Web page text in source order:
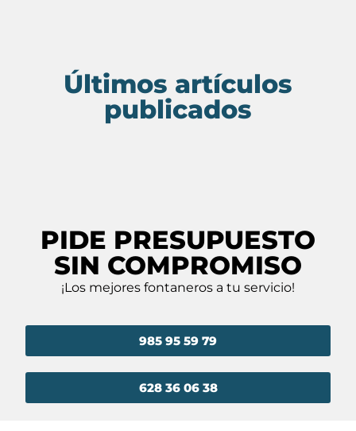
Últimos artículos
publicados
PIDE PRESUPUESTO
SIN COMPROMISO
¡Los mejores fontaneros a tu servicio!
628 36 06 38
985 95 59 79